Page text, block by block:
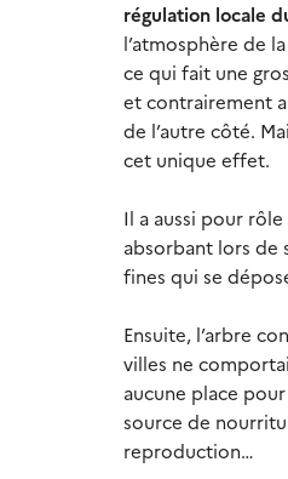
régulation locale
l’atmosphère de
ce qui fait une
et contrairement
de l’autre côté.
cet unique effet.
Il a aussi pour rôle
absorbant lors de
fines qui se
Ensuite, l’arbre
villes ne
aucune place
source de
reproduction…